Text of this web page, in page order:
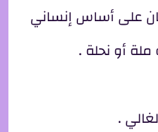
على أساس إنساني
أو نحلة .
.